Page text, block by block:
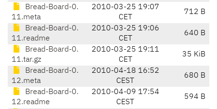
Bread-Board-0.
11.meta
2010-03-25 19:07
CET
712 B
Bread-Board-0.
11.readme
2010-03-25 19:06
CET
640 B
Bread-Board-0.
11.tar.gz
2010-03-25 19:11
CET
35 KiB
Bread-Board-0.
12.meta
2010-04-18 16:52
CEST
680 B
Bread-Board-0.
12.readme
2010-04-09 17:54
CEST
594 B